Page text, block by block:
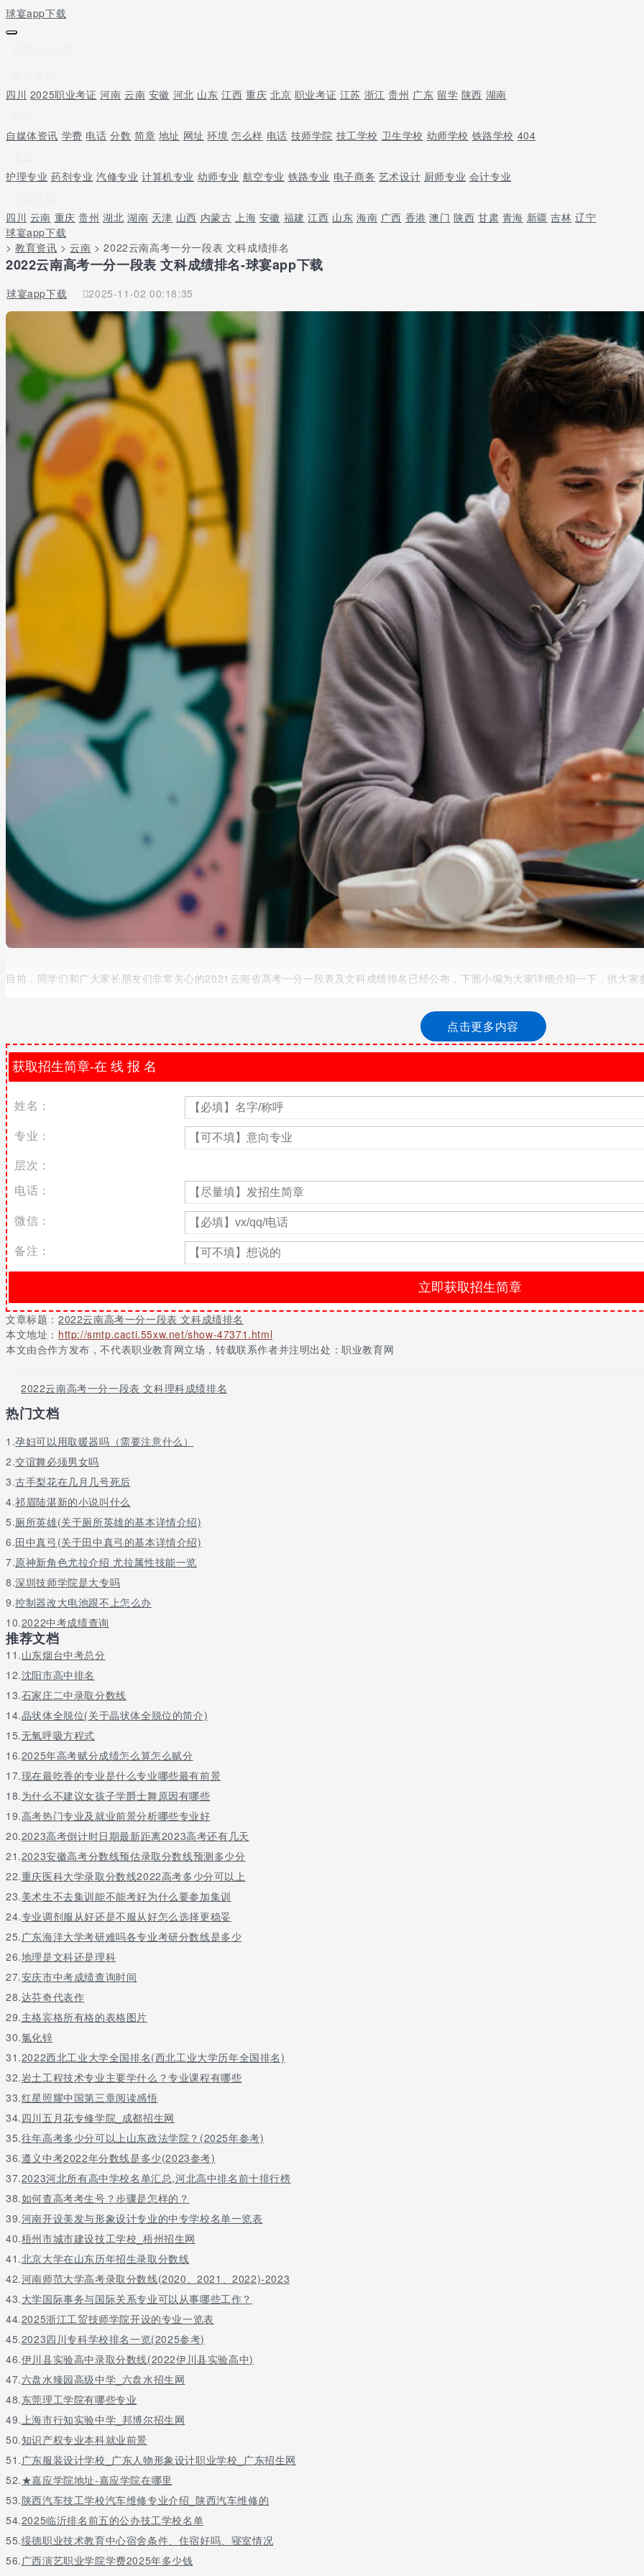
球宴app下载
四川 2025职业考证 河南 云南 安徽 河北 山东 江西 重庆 北京 职业考证 江苏 浙江 贵州 广东 留学 陕西 湖南
自媒体资讯 学费 电话 分数 简章 地址 网址 环境 怎么样 电话 技师学院 技工学校 卫生学校 幼师学校 铁路学校 404
护理专业 药剂专业 汽修专业 计算机专业 幼师专业 航空专业 铁路专业 电子商务 艺术设计 厨师专业 会计专业
四川 云南 重庆 贵州 湖北 湖南 天津 山西 内蒙古 上海 安徽 福建 江西 山东 海南 广西 香港 澳门 陕西 甘肃 青海 新疆 吉林 辽宁
球宴app下载
>教育资讯 >云南 > 2022云南高考一分一段表 文科成绩排名
2022云南高考一分一段表 文科成绩排名-球宴app下载
球宴app下载 2025-11-02 00:18:35
目前，同学们和广大家长朋友们非常关心的2021云南省高考一分一段表及文科成绩排名已经公布，下面小编为大家详细介绍一下，供大家
675以上
54
54
674
6
60
672
671
669
668
666
665
662
14
151
661
17
168
660
17
185
659
13
198
657
22
235
656
654
19
296
653
22
652
20
338
651
20
358
650
25
383
649
18
401
648
29
430
647
24
454
646
29
483
645
35
518
644
643
34
585
642
32
641
38
655
640
33
688
639
36
638
56
780
45
825
635
41
911
634
53
964
633
40
1004
632
57
1061
631
55
1116
630
66
1182
629
68
1250
628
43
1293
627
68
1361
626
58
1419
625
73
624
85
1577
621
79
1815
620
75
1890
619
85
1975
618
99
2074
617
102
2176
616
112
2288
615
83
2371
614
83
2454
613
103
2557
612
107
2664
611
107
2771
610
108
2879
609
116
2995
607
110
3224
606
116
3340
605
121
3461
604
152
3613
603
133
3746
602
144
3890
601
134
4024
600
132
4156
599
140
4296
598
138
4434
597
161
4595
596
178
4773
595
146
4919
点击更多内容
姓名：
专业：
层次：
电话：
微信：
备注：
文章标题： 2022云南高考一分一段表 文科成绩排名
本文地址： http://smtp.cacti.55xw.net/show-47371.html
本文由合作方发布，不代表职业教育网立场，转载联系作者并注明出处：职业教育网
2022云南高考一分一段表 文科理科成绩排名
热门文档
1.孕妇可以用取暖器吗（需要注意什么）
2.交谊舞必须男女吗
3.古手梨花在几月几号死后
4.祁眉陆湛新的小说叫什么
5.厕所英雄(关于厕所英雄的基本详情介绍)
6.田中真弓(关于田中真弓的基本详情介绍)
7.原神新角色尤拉介绍 尤拉属性技能一览
8.深圳技师学院是大专吗
9.控制器改大电池跟不上怎么办
10.2022中考成绩查询
推荐文档
11.山东烟台中考总分
12.沈阳市高中排名
13.石家庄二中录取分数线
14.晶状体全脱位(关于晶状体全脱位的简介)
15.无氧呼吸方程式
16.2025年高考赋分成绩怎么算怎么赋分
17.现在最吃香的专业是什么专业哪些最有前景
18.为什么不建议女孩子学爵士舞原因有哪些
19.高考热门专业及就业前景分析哪些专业好
20.2023高考倒计时日期最新距离2023高考还有几天
21.2023安徽高考分数线预估录取分数线预测多少分
22.重庆医科大学录取分数线2022高考多少分可以上
23.美术生不去集训能不能考好为什么要参加集训
24.专业调剂服从好还是不服从好怎么选择更稳妥
25. 广东海洋大学考研难吗各专业考研分数线是多少
26.地理是文科还是理科
27.安庆市中考成绩查询时间
28.达芬奇代表作
29.主格宾格所有格的表格图片
30.氯化锌
31.2022西北工业大学全国排名(西北工业大学历年全国排名)
32.岩土工程技术专业主要学什么？专业课程有哪些
33.红星照耀中国第三章阅读感悟
34.四川五月花专修学院_成都招生网
35.往年高考多少分可以上山东政法学院？(2025年参考)
36.遵义中考2022年分数线是多少(2023参考)
37.2023河北所有高中学校名单汇总,河北高中排名前十排行榜
38.如何查高考考生号？步骤是怎样的？
39.河南开设美发与形象设计专业的中专学校名单一览表
40.梧州市城市建设技工学校_梧州招生网
41.北京大学在山东历年招生录取分数线
42.河南师范大学高考录取分数线(2020、2021、2022)-2023
43.大学国际事务与国际关系专业可以从事哪些工作？
44.2025浙江工贸技师学院开设的专业一览表
45.2023四川专科学校排名一览(2025参考)
46.伊川县实验高中录取分数线(2022伊川县实验高中)
47.六盘水臻园高级中学_六盘水招生网
48.东莞理工学院有哪些专业
49. 上海市行知实验中学_邦博尔招生网
50.知识产权专业本科就业前景
51. 广东服装设计学校_广东人物形象设计职业学校_广东招生网
52.★嘉应学院地址-嘉应学院在哪里
53.陕西汽车技工学校汽车维修专业介绍_陕西汽车维修的
54.2025临沂排名前五的公办技工学校名单
55.绥德职业技术教育中心宿舍条件、住宿好吗、寝室情况
56. 广西演艺职业学院学费2025年多少钱